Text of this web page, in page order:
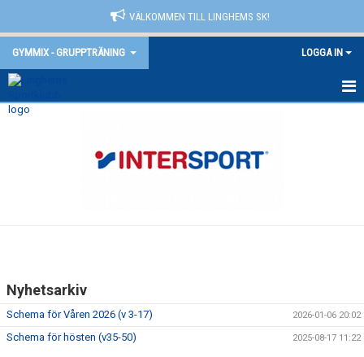
VÄLKOMMEN TILL LINGHEMS SK!
GYMMIX - GRUPPTRÄNING LOGGA IN
GYMMIX - GRUPPTRÄNING
BILDGALLERI
Nyhetsarkiv
Schema för Våren 2026 (v 3-17) 2026-01-06 20:02
Schema för hösten (v35-50) 2025-08-17 11:22